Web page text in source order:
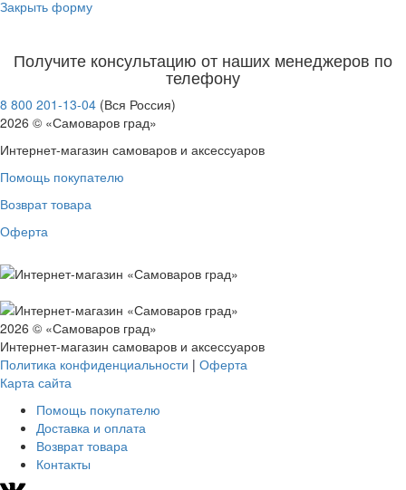
Закрыть форму
Получите консультацию от наших менеджеров по
телефону
8 800 201-13-04 (Вся Россия)
2026 © «Самоваров град»
Интернет-магазин самоваров и аксессуаров
Помощь покупателю
Возврат товара
Оферта
2026 © «Самоваров град»
Интернет-магазин самоваров и аксессуаров
Политика конфиденциальности | Оферта
Карта сайта
Помощь покупателю
Доставка и оплата
Возврат товара
Контакты